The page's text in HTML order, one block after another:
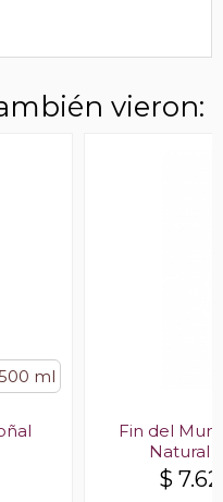
vieron:
ml
Fin del
Natural
$